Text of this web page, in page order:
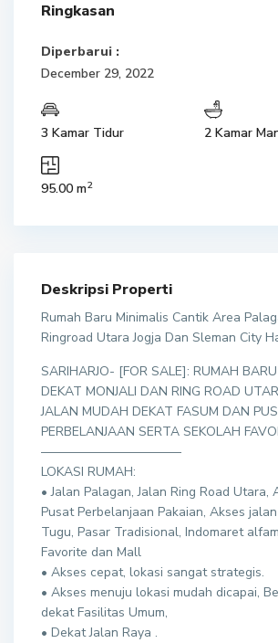
Ringkasan
Diperbarui :
December 29, 2022
3 Kamar Tidur 2 Kamar
95.00 m2
Deskripsi Properti
Rumah Baru Minimalis Cantik Area
Ringroad Utara Jogja Dan Sleman City
SARIHARJO- [FOR SALE]: RUMAH
DEKAT MONJALI DAN RING ROAD
JALAN MUDAH DEKAT FASUM DAN
PERBELANJAAN SERTA SEKOLAH
———————————
LOKASI RUMAH:
• Jalan Palagan, Jalan Ring Road Utara,
Pusat Perbelanjaan Pakaian, Akses
Tugu, Pasar Tradisional, Indomaret
Favorite dan Mall
• Akses cepat, lokasi sangat strategis.
• Akses menuju lokasi mudah dicapai,
dekat Fasilitas Umum,
• Dekat Jalan Raya .